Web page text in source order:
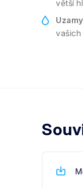
větší
vašich